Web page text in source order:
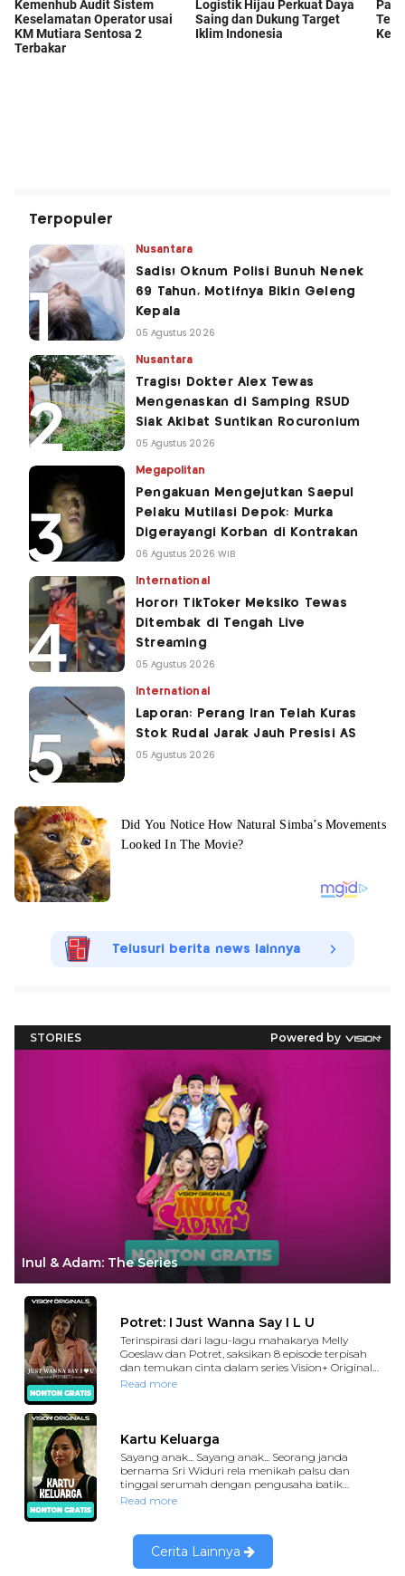
Terpopuler
Nusantara
Sadis! Oknum Polisi Bunuh Nenek
69 Tahun, Motifnya Bikin Geleng
Kepala
05 Agustus 2026
Nusantara
Tragis! Dokter Alex Tewas
Mengenaskan di Samping RSUD
Siak Akibat Suntikan Rocuronium
05 Agustus 2026
Megapolitan
Pengakuan Mengejutkan Saepul
Pelaku Mutilasi Depok: Murka
Digerayangi Korban di Kontrakan
06 Agustus 2026 WIB
International
Horor! TikToker Meksiko Tewas
Ditembak di Tengah Live
Streaming
05 Agustus 2026
International
Laporan: Perang Iran Telah Kuras
Stok Rudal Jarak Jauh Presisi AS
05 Agustus 2026
Telusuri berita news lainnya